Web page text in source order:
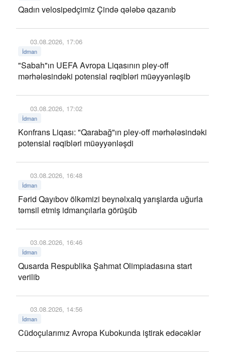
Qadın velosipedçimiz Çində qələbə qazanıb
03.08.2026, 17:06
İdman
"Sabah"ın UEFA Avropa Liqasının pley-off
mərhələsindəki potensial rəqibləri müəyyənləşib
03.08.2026, 17:02
İdman
Konfrans Liqası: "Qarabağ"ın pley-off mərhələsindəki
potensial rəqibləri müəyyənləşdi
03.08.2026, 16:48
İdman
Fərid Qayıbov ölkəmizi beynəlxalq yarışlarda uğurla
təmsil etmiş idmançılarla görüşüb
03.08.2026, 16:46
İdman
Qusarda Respublika Şahmat Olimpiadasına start
verilib
03.08.2026, 14:56
İdman
Cüdoçularımız Avropa Kubokunda iştirak edəcəklər